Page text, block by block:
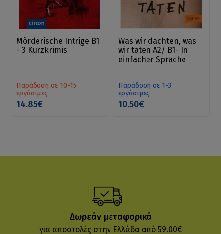
Mörderische Intrige B1
- 3 Kurzkrimis
Παράδοση σε 10-15
εργάσιμες
14.85€
Was wir dachten, was
wir taten A2/ B1- In
einfacher Sprache
Παράδοση σε 1-3
εργάσιμες
10.50€
Δωρεάν μεταφορικά
για αποστολές στην Ελλάδα από 59.00€